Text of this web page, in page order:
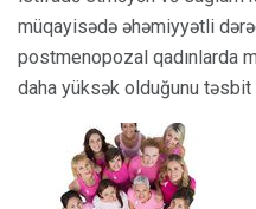
müqayisədə əhəmiyyətli
postmenopozal qadınlarda
daha yüksək olduğunu təsbit